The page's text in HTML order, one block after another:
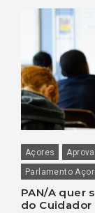
Açores
Parlamento
PAN/A quer
do Cuidador